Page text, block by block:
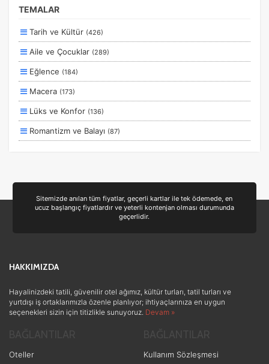
Planlanan
Otobüs Ile
Uçak Ile
Ekstralar Dahil
TEMALAR
Tarih ve Kültür (426)
Aile ve Çocuklar (289)
Eğlence (184)
Macera (173)
Lüks ve Konfor (136)
Romantizm ve Balayı (87)
Yiyecek ve İçecek(24)
Sağlık ve Güzellik
Sitemizde anılan tüm fiyatlar, geçerli kartlar ile tek ödemede, en
ucuz başlangıç fiyatlardır ve yeterli kontenjan olması durumunda
geçerlidir.
HAKKIMIZDA
Hayalinizdeki tatili, güvenilir otel ağımız, kültür turları, tatil turları ve
yurtdışı iş ortaklarımızla özenle planlıyor; ihtiyaçlarınıza en uygun
seçenekleri sizin için titizlikle sunuyoruz. Devam »
Oteller Kullanım Sözleşmesi